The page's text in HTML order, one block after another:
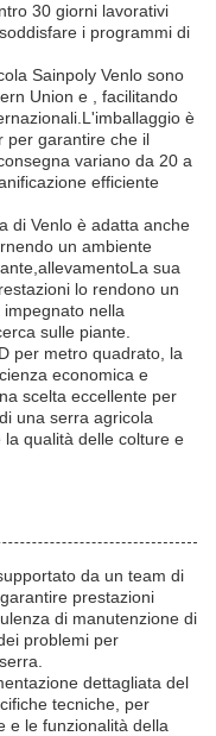
30 giorni lavorativi
i programmi di
Sainpoly Venlo sono
Union e , facilitando
è
per garantire che il
variano da 20 a
efficiente
di Venlo è adatta anche
un ambiente
sua
lo rendono un
nella
sulle piante.
per metro quadrato, la
economica e
scelta eccellente per
una serra agricola
qualità delle colture e
da un team di
prestazioni
di manutenzione di
problemi per
dettagliata del
tecniche, per
e le funzionalità della